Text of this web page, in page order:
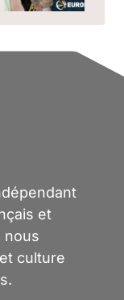
et
nous
culture